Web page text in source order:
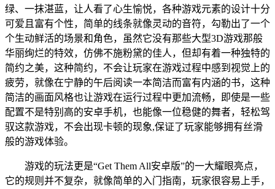
绿、一抹湛蓝，让人看了心生愉悦，各种游戏元素的设计十分
可爱且富有个性，简单的线条就像灵动的音符，勾勒出了一个
个生动鲜活的场景和角色，虽然它没有那些大型3D游戏那般
华丽绚烂的特效，仿佛不施粉黛的佳人，但却有着一种独特的
简约之美，这种简约，不会让玩家在游戏过程中感到视觉上的
疲劳，就像在宁静的午后阅读一本简洁而富有内涵的书，这种
简洁的画面风格也让游戏在运行过程中更加流畅，即使是一些
配置不是特别高的安卓手机，也能像一位稳健的舞者，轻松驾
驭这款游戏，不会出现卡顿的现象,保证了玩家能够拥有丝滑
般的游戏体验。
游戏的玩法更是“Get Them All安卓版”的一大耀眼亮点，
它的规则并不复杂，就像简单的入门指南，玩家很容易上手，